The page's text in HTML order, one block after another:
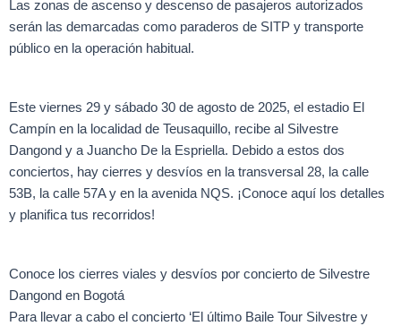
Las zonas de ascenso y descenso de pasajeros autorizados
serán las demarcadas como paraderos de SITP y transporte
público en la operación habitual.
Este viernes 29 y sábado 30 de agosto de 2025, el estadio El
Campín en la localidad de Teusaquillo, recibe al Silvestre
Dangond y a Juancho De la Espriella. Debido a estos dos
conciertos, hay cierres y desvíos en la transversal 28, la calle
53B, la calle 57A y en la avenida NQS. ¡Conoce aquí los detalles
y planifica tus recorridos!
Conoce los cierres viales y desvíos por concierto de Silvestre
Dangond en Bogotá
Para llevar a cabo el concierto ‘El último Baile Tour Silvestre y